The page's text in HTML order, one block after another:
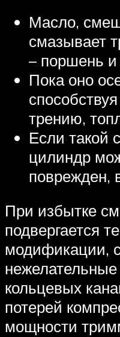
Масло,
смазывает
– поршень
Пока оно
трению,
Если такой
цилиндр
поврежден,
При избытке
подвергается
модификации,
кольцевых
потерей
мощности